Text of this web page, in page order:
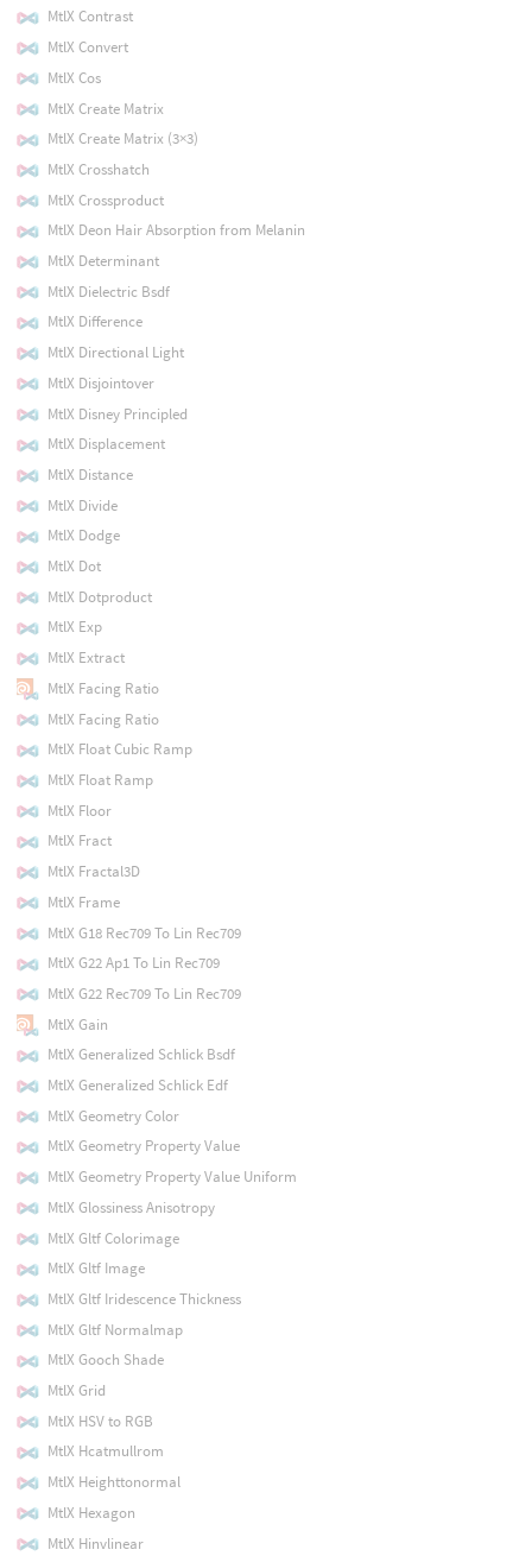
MtlX Contrast
MtlX Convert
MtlX Cos
MtlX Create Matrix
MtlX Create Matrix (3×3)
MtlX Crosshatch
MtlX Crossproduct
MtlX Deon Hair Absorption from Melanin
MtlX Determinant
MtlX Dielectric Bsdf
MtlX Difference
MtlX Directional Light
MtlX Disjointover
MtlX Disney Principled
MtlX Displacement
MtlX Distance
MtlX Divide
MtlX Dodge
MtlX Dot
MtlX Dotproduct
MtlX Exp
MtlX Extract
MtlX Facing Ratio
MtlX Facing Ratio
MtlX Float Cubic Ramp
MtlX Float Ramp
MtlX Floor
MtlX Fract
MtlX Fractal3D
MtlX Frame
MtlX G18 Rec709 To Lin Rec709
MtlX G22 Ap1 To Lin Rec709
MtlX G22 Rec709 To Lin Rec709
MtlX Gain
MtlX Generalized Schlick Bsdf
MtlX Generalized Schlick Edf
MtlX Geometry Color
MtlX Geometry Property Value
MtlX Geometry Property Value Uniform
MtlX Glossiness Anisotropy
MtlX Gltf Colorimage
MtlX Gltf Image
MtlX Gltf Iridescence Thickness
MtlX Gltf Normalmap
MtlX Gooch Shade
MtlX Grid
MtlX HSV to RGB
MtlX Hcatmullrom
MtlX Heighttonormal
MtlX Hexagon
MtlX Hinvlinear